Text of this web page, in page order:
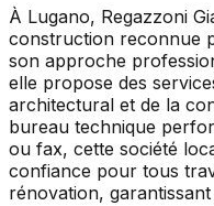
À Lugano, Regazzoni
construction reconnue
son approche
elle propose des
architectural et de la
bureau technique
ou fax, cette société
confiance pour tous
rénovation,